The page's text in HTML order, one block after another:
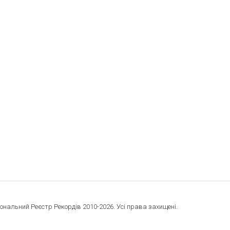
Реєстр Рекордів 2010-2026. Усі права захищені.